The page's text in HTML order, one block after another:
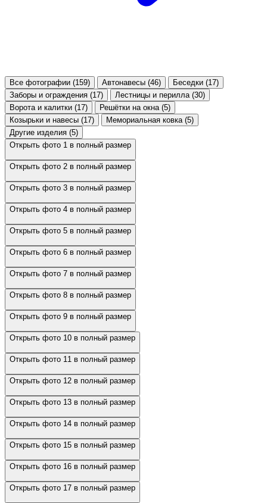
Все фотографии (159) Автонавесы (46)
Беседки (17)
Заборы и ограждения (17)
Лестницы и перилла (30)
Ворота и калитки (17)
Решётки на окна (5)
Козырьки и навесы (17)
Мемориальная ковка (5)
Другие изделия (5)
Открыть фото 1 в полный размер
Открыть фото 2 в полный размер
Открыть фото 3 в полный размер
Открыть фото 4 в полный размер
Открыть фото 5 в полный размер
Открыть фото 6 в полный размер
Открыть фото 7 в полный размер
Открыть фото 8 в полный размер
Открыть фото 9 в полный размер
Открыть фото 10 в полный размер
Открыть фото 11 в полный размер
Открыть фото 12 в полный размер
Открыть фото 13 в полный размер
Открыть фото 14 в полный размер
Открыть фото 15 в полный размер
Открыть фото 16 в полный размер
Открыть фото 17 в полный размер